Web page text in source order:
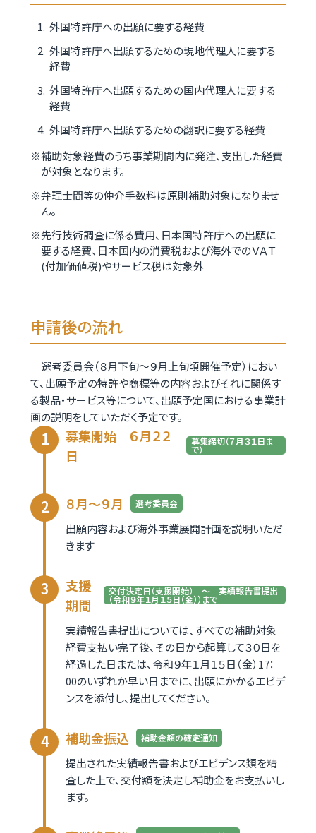
外国特許庁への出願に要する経費
外国特許庁へ出願するための現地代理人に要する
経費
外国特許庁へ出願するための国内代理人に要する
経費
外国特許庁へ出願するための翻訳に要する経費
補助対象経費のうち事業期間内に発注、支出した経費
が対象となります。
弁理士間等の仲介手数料は原則補助対象になりませ
ん。
先行技術調査に係る費用、日本国特許庁への出願に
要する経費、日本国内の消費税および海外でのＶＡＴ
(付加価値税)やサービス税は対象外
申請後の流れ
選考委員会（８月下旬～９月上旬頃開催予定）におい
て、出願予定の特許や商標等の内容およびそれに関係す
る製品・サービス等について、出願予定国における事業計
画の説明をしていただく予定です。
募集開始 ６月２２
日
募集締切（７月３１日ま
で）
８月～９月 選考委員会
出願内容および海外事業展開計画を説明いただ
きます
支援
期間
交付決定日（支援開始） ～ 実績報告書提出
（令和９年１月１５日（金））まで
実績報告書提出については、すべての補助対象
経費支払い完了後、その日から起算して３０日を
経過した日または、令和９年１月１５日（金）17：
00のいずれか早い日までに、出願にかかるエビデ
ンスを添付し、提出してください。
補助金振込 補助金額の確定通知
提出された実績報告書およびエビデンス類を精
査した上で、交付額を決定し補助金をお支払いし
ます。